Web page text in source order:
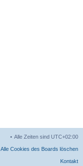
Alle Zeiten sind UTC+02:00
Alle Cookies des Boards löschen
Kontakt